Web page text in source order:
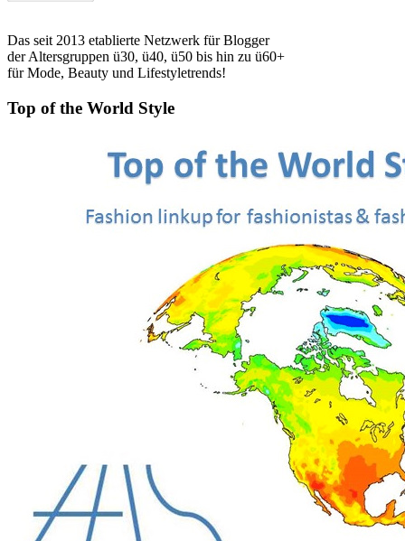
Das seit 2013 etablierte Netzwerk für Blogger
der Altersgruppen ü30, ü40, ü50 bis hin zu ü60+
für Mode, Beauty und Lifestyletrends!
Top of the World Style